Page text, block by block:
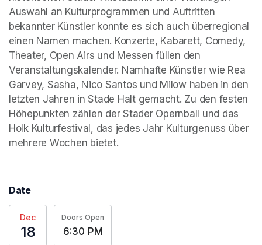
Auswahl an Kulturprogrammen und Auftritten
bekannter Künstler konnte es sich auch überregional
einen Namen machen. Konzerte, Kabarett, Comedy,
Theater, Open Airs und Messen füllen den
Veranstaltungskalender. Namhafte Künstler wie Rea
Garvey, Sasha, Nico Santos und Milow haben in den
letzten Jahren in Stade Halt gemacht. Zu den festen
Höhepunkten zählen der Stader Opernball und das
Holk Kulturfestival, das jedes Jahr Kulturgenuss über
mehrere Wochen bietet.
Date
Dec
18
Doors Open
6:30 PM